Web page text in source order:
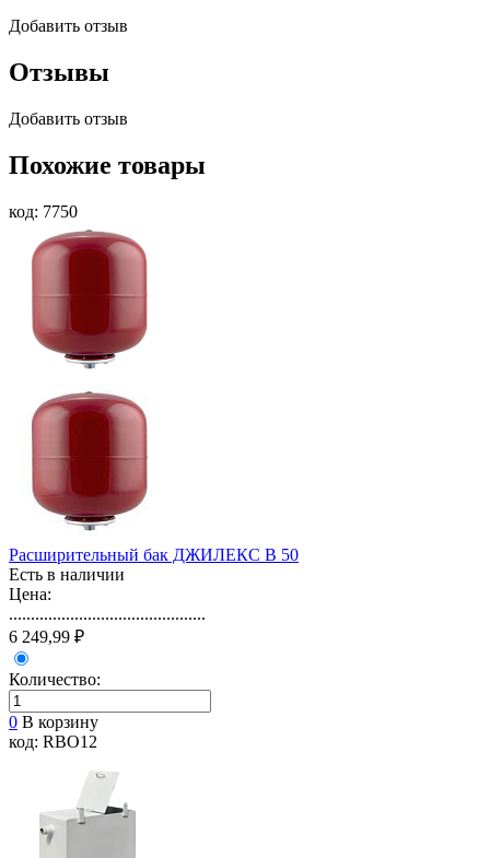
Добавить отзыв
Отзывы
Добавить отзыв
Похожие товары
код: 7750
Расширительный бак ДЖИЛЕКС В 50
Есть в наличии
Цена:
.............................................
6 249,99 ₽
Количество:
0 В корзину
код: RBO12